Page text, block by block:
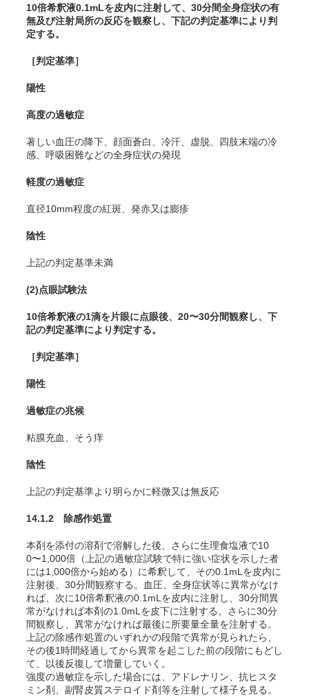
10倍希釈液0.1mLを皮内に注射して、30分間全身症状の有
無及び注射局所の反応を観察し、下記の判定基準により判
定する。
［判定基準］
陽性
高度の過敏症
著しい血圧の降下、顔面蒼白、冷汗、虚脱、四肢末端の冷
感、呼吸困難などの全身症状の発現
軽度の過敏症
直径10mm程度の紅斑、発赤又は膨疹
陰性
上記の判定基準未満
(2)点眼試験法
10倍希釈液の1滴を片眼に点眼後、20〜30分間観察し、下
記の判定基準により判定する。
［判定基準］
陽性
過敏症の兆候
粘膜充血、そう痒
陰性
上記の判定基準より明らかに軽微又は無反応
14.1.2 除感作処置
本剤を添付の溶剤で溶解した後、さらに生理食塩液で10
0〜1,000倍（上記の過敏症試験で特に強い症状を示した者
には1,000倍から始める）に希釈して、その0.1mLを皮内に
注射後、30分間観察する。血圧、全身症状等に異常がなけ
れば、次に10倍希釈液の0.1mLを皮内に注射し、30分間異
常がなければ本剤の1.0mLを皮下に注射する。さらに30分
間観察し、異常がなければ最後に所要量全量を注射する。
上記の除感作処置のいずれかの段階で異常が見られたら、
その後1時間経過してから異常を起こした前の段階にもどし
て、以後反復して増量していく。
強度の過敏症を示した場合には、アドレナリン、抗ヒスタ
ミン剤、副腎皮質ステロイド剤等を注射して様子を見る。